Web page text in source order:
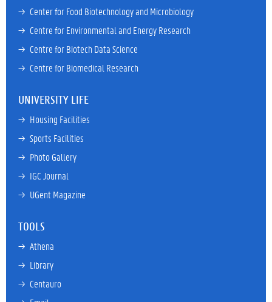
→ Center for Food Biotechnology and Microbiology
→ Centre for Environmental and Energy Research
→ Centre for Biotech Data Science
→ Centre for Biomedical Research
UNIVERSITY LIFE
→ Housing Facilities
→ Sports Facilities
→ Photo Gallery
→ IGC Journal
→ UGent Magazine
TOOLS
→ Athena
→ Library
→ Centauro